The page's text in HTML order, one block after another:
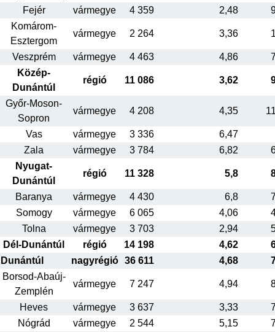
Fejér vármegye 4 359 2,48
Komárom-
Esztergom
vármegye 2 264 3,36
Veszprém vármegye 4 463 4,86
Közép-
Dunántúl
régió 11 086 3,62
Győr-Moson-
Sopron
vármegye 4 208 4,35
Vas vármegye 3 336
6,47
Zala
vármegye 3 784 6,82
Nyugat-
Dunántúl
régió 11 328 5,8
Baranya vármegye 4 430 6,8
Somogy
vármegye 6 065 4,06
Tolna
vármegye 3 703 2,94
Dél-Dunántúl
régió 14 198 4,62
Dunántúl
nagyrégió 36 611 4,68
Borsod-Abaúj-
Zemplén
vármegye 7 247 4,94
Heves vármegye 3 637 3,33
Nógrád
vármegye 2 544 5,15